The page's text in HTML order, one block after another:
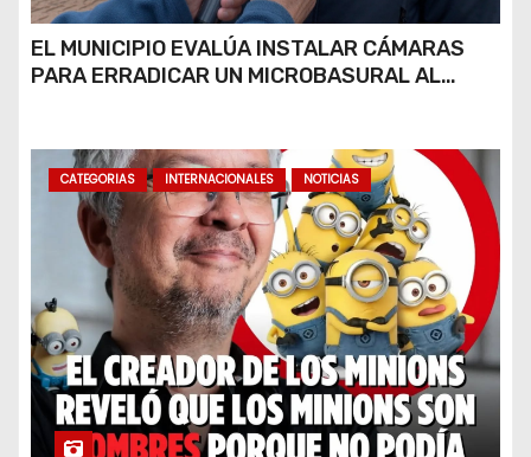
EL MUNICIPIO EVALÚA INSTALAR CÁMARAS
PARA ERRADICAR UN MICROBASURAL AL
CATEGORIAS INTERNACIONALES NOTICIAS